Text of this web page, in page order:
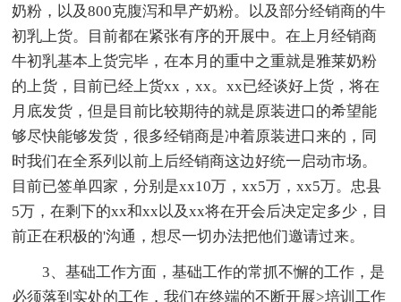
奶粉，以及800克腹泻和早产奶粉。以及部分经销商的牛
初乳上货。目前都在紧张有序的开展中。在上月经销商
牛初乳基本上货完毕，在本月的重中之重就是雅莱奶粉
的上货，目前已经上货xx，xx。xx已经谈好上货，将在
月底发货，但是目前比较期待的就是原装进口的希望能
够尽快能够发货，很多经销商是冲着原装进口来的，同
时我们在全系列以前上后经销商这边好统一启动市场。
目前已签单四家，分别是xx10万，xx5万，xx5万。忠县
5万，在剩下的xx和xx以及xx将在开会后决定定多少，目
前正在积极的'沟通，想尽一切办法把他们邀请过来。
3、基础工作方面，基础工作的常抓不懈的工作，是
必须落到实处的工作，我们在终端的不断开展>培训工作